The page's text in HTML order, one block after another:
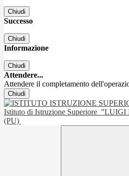
Chiudi
Successo
Chiudi
Informazione
Chiudi
Attendere...
Attendere il completamento
Chiudi
Istituto di Istruzione Superiore "LUIGI
(PU)